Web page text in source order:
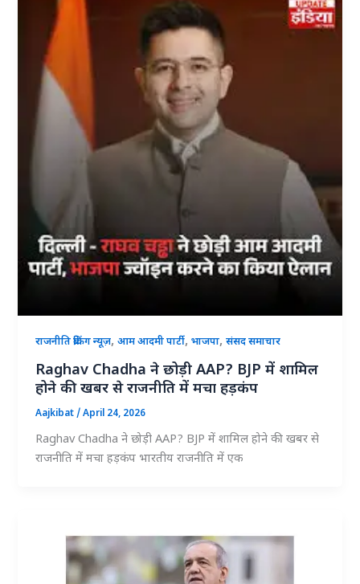
राजनीति ब्रेकिंग न्यूज़,आम आदमी पार्टी,भाजपा,संसद समाचार
Raghav Chadha ने छोड़ी AAP? BJP में शामिल
होने की खबर से राजनीति में मचा हड़कंप
Aajkibat/April 24, 2026
Raghav Chadha ने छोड़ी AAP? BJP में शामिल होने की खबर से
राजनीति में मचा हड़कंप भारतीय राजनीति में एक